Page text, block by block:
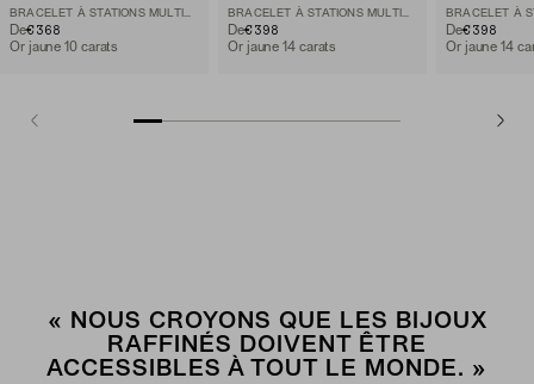
BRACELET À STATIONS MULTIGEMMES
De€368
Or jaune 10 carats
BRACELET À STATIONS MULTIGEMMES
De€398
Or jaune 14 carats
De€398
Or jaune 14
« NOUS CROYONS QUE LES BIJOUX
RAFFINÉS DOIVENT ÊTRE
ACCESSIBLES À TOUT LE MONDE. »